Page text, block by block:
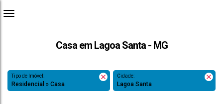
Casa em Lagoa Santa - MG
Tipo de Imóvel:
Residencial » Casa
Cidade:
Lagoa Santa